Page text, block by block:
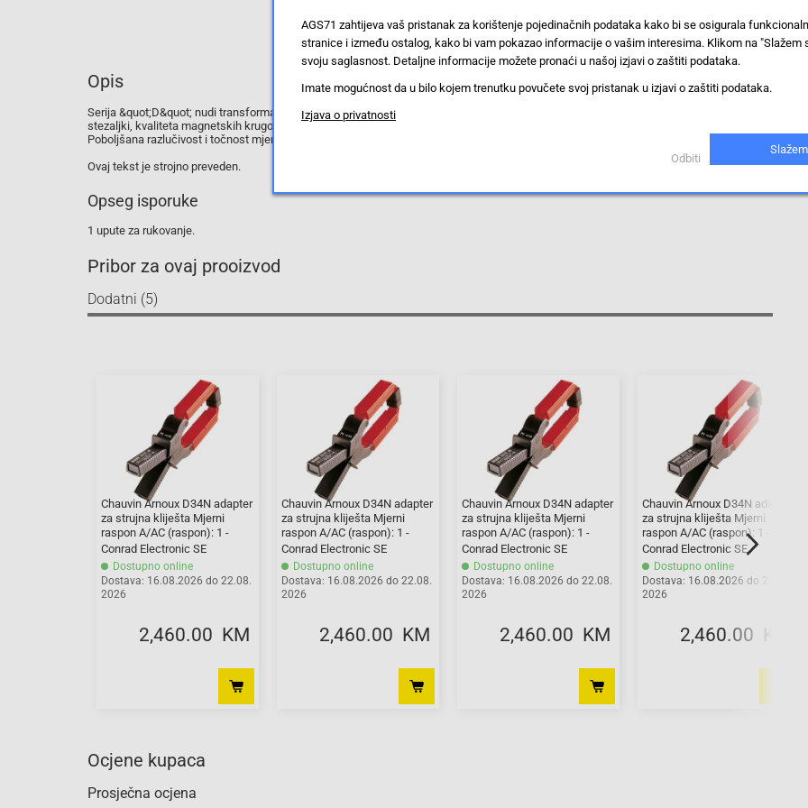
Prikaži proizvode sa istim vrijednostima
Opis
Serija &quot;D&quot; nudi transformatore sa stezaljkama za precizno mjerenje izmjeničnih struja do 3000 A. Pravokutni oblik čeljusti
stezaljki, kvaliteta magnetskih krugova i raspodijeljeni namoti omogućuju precizna mjerenja na debelim kablovima i na sabirnicama.
Poboljšana razlučivost i točnost mjerenja postižu se kroz 3 mjerna područja.
Ovaj tekst je strojno preveden.
Opseg isporuke
1 upute za rukovanje.
Pribor za ovaj prooizvod
Dodatni (5)
Chauvin Arnoux D34N adapter
za strujna kliješta Mjerni
raspon A/AC (raspon): 1 -
1800 A
Conrad Electronic SE
Dostupno online
Dostava: 16.08.2026 do 22.08.
2026
2,460.00 KM
Chauvin Arnoux D34N adapter
za strujna kliješta Mjerni
raspon A/AC (raspon): 1 -
1800 A
Conrad Electronic SE
Dostupno online
Dostava: 16.08.2026 do 22.08.
2026
2,460.00 KM
Chauvin Arnoux D34N adapter
za strujna kliješta Mjerni
raspon A/AC (raspon): 1 -
1800 A
Conrad Electronic SE
Dostupno online
Dostava: 16.08.2026 do 22.08.
2026
2,460.00 KM
Chauvin Arnoux D34N adapter
za strujna kliješta Mjerni
raspon A/AC (raspon): 1 -
1800 A
Conrad Electronic SE
Dostupno online
Dostava: 16.08.2026 do 22.08.
2026
2,460.00 KM
Ocjene kupaca
Prosječna ocjena
AGS71 zahtijeva vaš pristanak za korištenje pojedinačnih podataka kako bi se osigurala
stranice i između ostalog, kako bi vam pokazao informacije o vašim interesima. Klikom na "Slažem
svoju saglasnost. Detaljne informacije možete pronaći u našoj izjavi o zaštiti podataka.
Imate mogućnost da u bilo kojem trenutku povučete svoj pristanak u izjavi o zaštiti podataka.
Izjava o privatnosti
Odbiti